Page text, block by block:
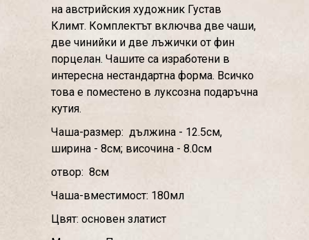
на австрийския художник Густав
Климт. Комплектът включва две чаши,
две чинийки и две лъжички от фин
порцелан. Чашите са изработени в
интересна нестандартна форма. Всичко
това е поместено в луксозна подаръчна
кутия.
Чаша-размер: дължина - 12.5см,
ширина - 8см; височина - 8.0см
отвор: 8см
Чаша-вместимост: 180мл
Цвят: основен златист